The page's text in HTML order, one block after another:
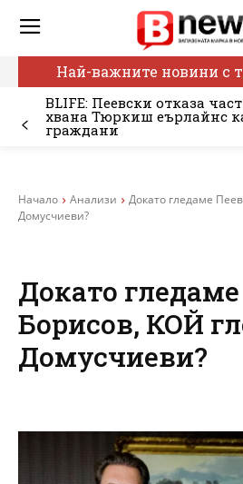
Най-важните новини с
BLIFE: Пеевски отказа
хвана Тюркиш еърлайнс
граждани
Начало Анализи
Докато гледаме
Домусчиеви?
Докато
Борисов, КОЙ
Домусчиеви?